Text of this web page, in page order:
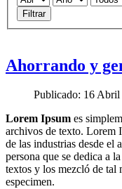
Filtrar
Ahorrando y
Publicado: 16 Abril
Lorem Ipsum es
archivos de texto. Lorem
de las industrias desde el
persona que se dedica a
textos y los mezcló de tal
especimen.